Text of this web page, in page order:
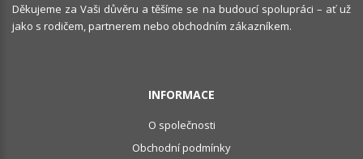
Děkujeme za Vaši důvěru a těšíme se na budoucí spolupráci – ať už
jako s rodičem, partnerem nebo obchodním zákazníkem.
INFORMACE
O společnosti
Obchodní podmínky